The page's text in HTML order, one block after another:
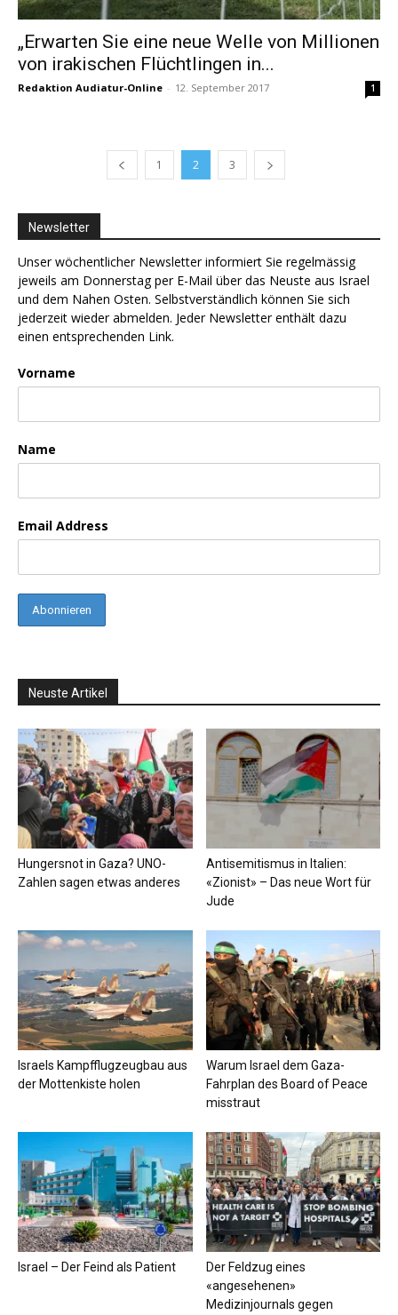
„Erwarten Sie eine neue Welle von Millionen
von irakischen Flüchtlingen in...
Redaktion Audiatur-Online - 12. September 2017 1
1 2 3
Newsletter
Unser wöchentlicher Newsletter informiert Sie regelmässig
jeweils am Donnerstag per E-Mail über das Neuste aus Israel
und dem Nahen Osten. Selbstverständlich können Sie sich
jederzeit wieder abmelden. Jeder Newsletter enthält dazu
einen entsprechenden Link.
Vorname
Name
Email Address
Neuste Artikel
Hungersnot in Gaza? UNO-
Zahlen sagen etwas anderes
Antisemitismus in Italien:
«Zionist» – Das neue Wort für
Jude
Israels Kampfflugzeugbau aus
der Mottenkiste holen
Warum Israel dem Gaza-
Fahrplan des Board of Peace
misstraut
Israel – Der Feind als Patient
Der Feldzug eines
«angesehenen»
Medizinjournals gegen